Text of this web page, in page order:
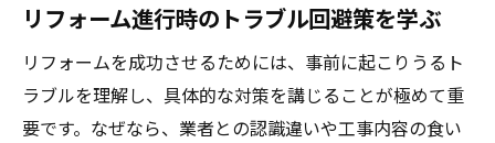
リフォーム進行時のトラブル回避策を学ぶ
リフォームを成功させるためには、事前に起こりうるト
ラブルを理解し、具体的な対策を講じることが極めて重
要です。なぜなら、業者との認識違いや工事内容の食い